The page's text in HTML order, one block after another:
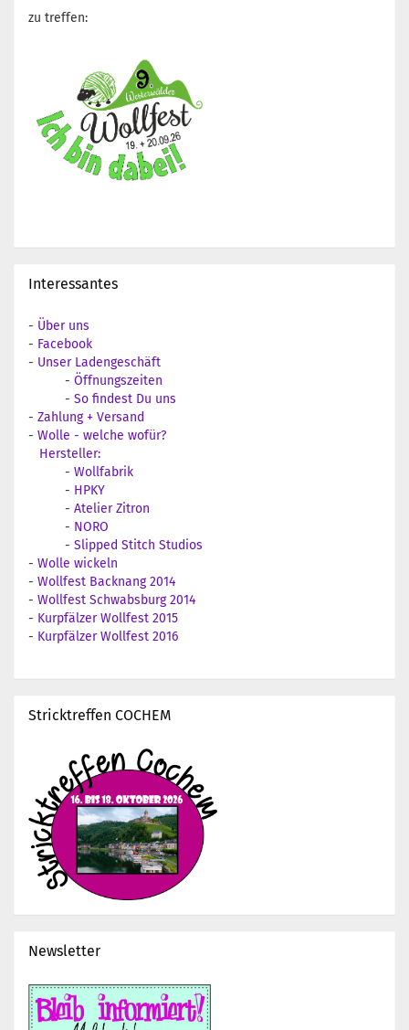
zu treffen:
Interessantes
- Über uns
- Facebook
- Unser Ladengeschäft
- Öffnungszeiten
- So findest Du uns
- Zahlung + Versand
- Wolle - welche wofür?
Hersteller:
- Wollfabrik
- HPKY
- Atelier Zitron
- NORO
- Slipped Stitch Studios
- Wolle wickeln
- Wollfest Backnang 2014
- Wollfest Schwabsburg 2014
- Kurpfälzer Wollfest 2015
- Kurpfälzer Wollfest 2016
Stricktreffen COCHEM
Newsletter